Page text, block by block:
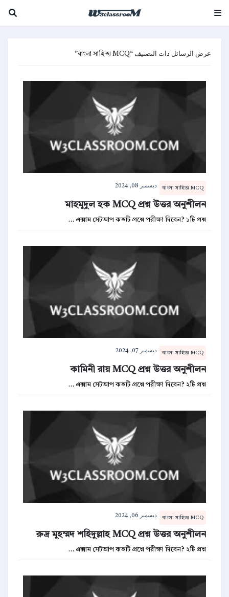
عرض الرسائل ذات التصنيف বাংলা সাহিত্য MCQ
বাংলা সাহিত্য MCQ ديسمبر 08, 2024
মাহমুদুল হক MCQ প্রশ্ন উত্তর অনুশীলন
এক্সাম সেটআপ কতটি প্রশ্নে পরীক্ষা দিবেন? ১টি প্রশ্ন …
বাংলা সাহিত্য MCQ ديسمبر 07, 2024
কামিনী রায় MCQ প্রশ্ন উত্তর অনুশীলন
এক্সাম সেটআপ কতটি প্রশ্নে পরীক্ষা দিবেন? ২টি প্রশ্ন …
বাংলা সাহিত্য MCQ ديسمبر 06, 2024
রুদ্র মুহম্মদ শহিদুল্লাহ MCQ প্রশ্ন উত্তর অনুশীলন
এক্সাম সেটআপ কতটি প্রশ্নে পরীক্ষা দিবেন? ২টি প্রশ্ন …